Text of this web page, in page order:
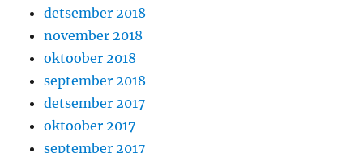
detsember 2018
november 2018
oktoober 2018
september 2018
detsember 2017
oktoober 2017
september 2017